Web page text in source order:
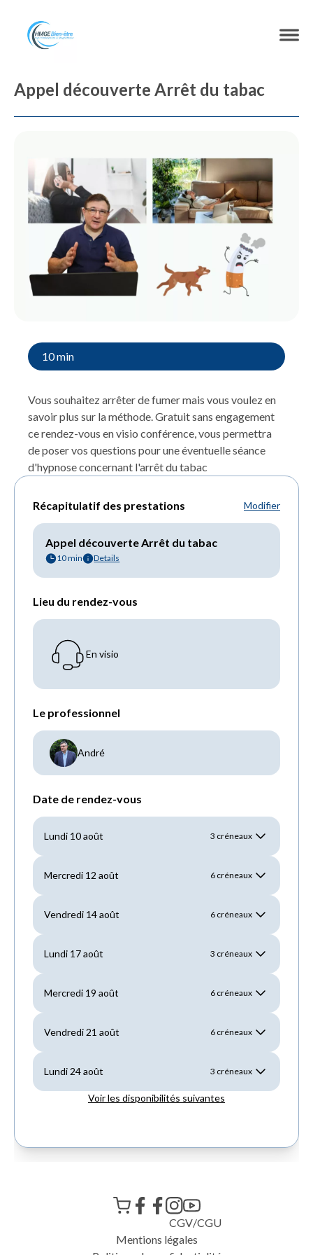
Appel découverte Arrêt du tabac
10 min
Vous souhaitez arrêter de fumer mais vous voulez en
savoir plus sur la méthode. Gratuit sans engagement
ce rendez-vous en visio conférence, vous permettra
de poser vos questions pour une éventuelle séance
d'hypnose concernant l'arrêt du tabac
CGV/CGU
Mentions légales